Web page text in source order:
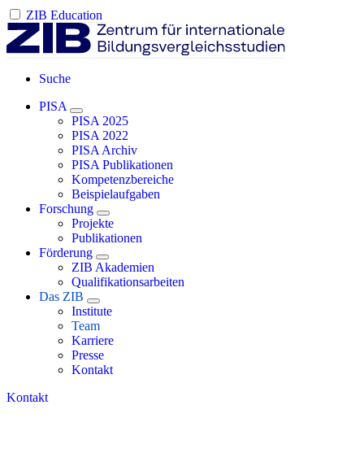
ZIB Education
Suche
PISA
PISA 2025
PISA 2022
PISA Archiv
PISA Publikationen
Kompetenzbereiche
Beispielaufgaben
Forschung
Projekte
Publikationen
Förderung
ZIB Akademien
Qualifikationsarbeiten
Das ZIB
Institute
Team
Karriere
Presse
Kontakt
Kontakt